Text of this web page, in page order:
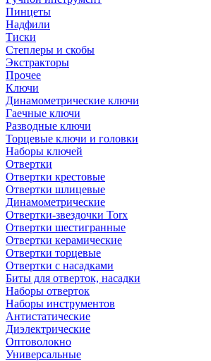
Пинцеты
Надфили
Тиски
Степлеры и скобы
Экстракторы
Прочее
Ключи
Динамометрические ключи
Гаечные ключи
Разводные ключи
Торцевые ключи и головки
Наборы ключей
Отвертки
Отвертки крестовые
Отвертки шлицевые
Динамометрические
Отвертки-звездочки Torx
Отвертки шестигранные
Отвертки керамические
Отвертки торцевые
Отвертки с насадками
Биты для отверток, насадки
Наборы отверток
Наборы инструментов
Антистатические
Диэлектрические
Оптоволокно
Универсальные